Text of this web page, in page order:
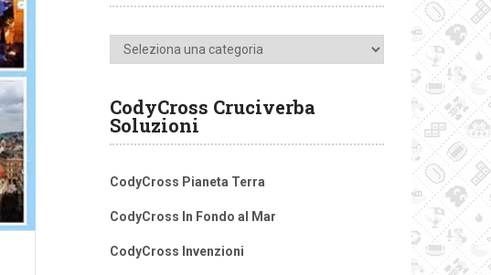
Categorie
CodyCross Cruciverba
Soluzioni
CodyCross Pianeta Terra
CodyCross In Fondo al Mar
CodyCross Invenzioni